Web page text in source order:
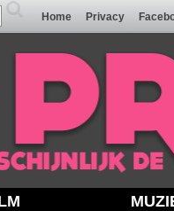
Home Privacy